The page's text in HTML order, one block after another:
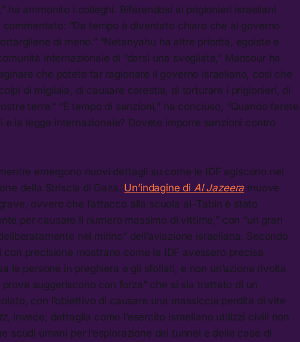
ha ammonito i colleghi. Riferendosi ai prigionieri israeliani
“Da tempo è diventato chiaro che al governo
di meno.” “Netanyahu ha altre priorità, egoiste e
internazionale di “darsi una svegliata,” Mansour ha
che potete far ragionare il governo israeliano, così che
di migliaia, di causare carestia, di torturare i prigionieri, di
terre.” “È tempo di sanzioni,” ha concluso, “Quando farete
la legge internazionale? Dovete imporre sanzioni contro
emergono nuovi dettagli su come le IDF agiscono nel
della Striscia di Gaza. Un’indagine di Al Jazeera muove
ovvero che l’attacco alla scuola al–Tabin è stato
per causare il numero massimo di vittime,” con “un gran
nel mirino” dell’aviazione israeliana. Secondo
con precisione mostrano come le IDF avessero precisa
le persone in preghiera e gli sfollati, e non un’azione rivolta
prove suggeriscono con forza” che si sia trattato di un
con l’obiettivo di causare una massiccia perdita di vite
invece, dettaglia come l’esercito israeliano utilizzi civili non
scudi umani per l’esplorazione dei tunnel e delle case di